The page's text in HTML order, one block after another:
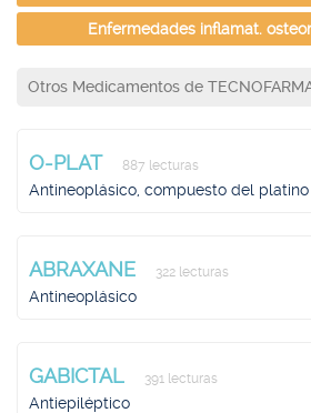
Enfermedades inflamat.
Otros Medicamentos de
O-PLAT 887 lecturas
Antineoplásico, compuesto del platino
ABRAXANE 322 lecturas
Antineoplásico
GABICTAL 391 lecturas
Antiepiléptico